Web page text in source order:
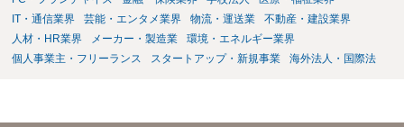
IT・通信業界
芸能・エンタメ業界 物流・運送業
不動産・建設業界
人材・HR業界
メーカー・製造業
環境・エネルギー業界
個人事業主・フリーランス
スタートアップ・新規事業 海外法人・国際法